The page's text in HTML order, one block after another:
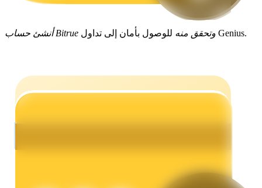
تعلم كيفية البقاء مربحة
أنشئ حساب Bitrue وتحقق منه للوصول بأمان إلى تداول Genius.